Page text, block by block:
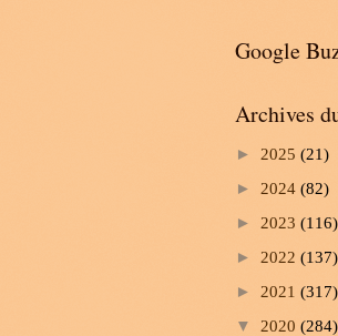
Google
Archives
► 2025 (21)
► 2024 (82)
► 2023 (116)
► 2022 (137)
► 2021 (317)
▼ 2020 (284)